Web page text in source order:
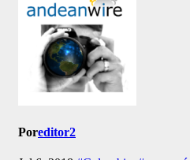
Poreditor2